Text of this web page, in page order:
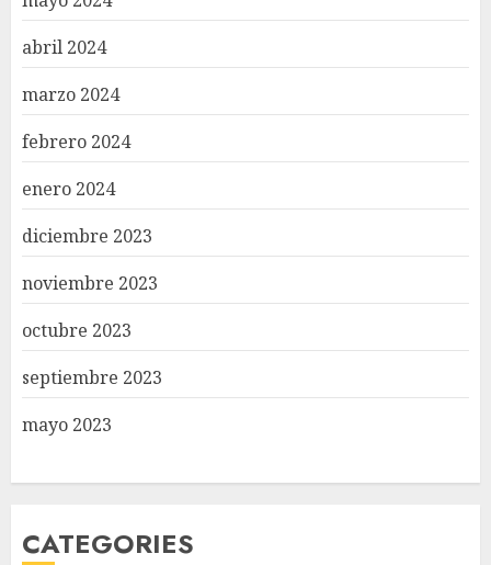
abril 2024
marzo 2024
febrero 2024
enero 2024
diciembre 2023
noviembre 2023
octubre 2023
septiembre 2023
mayo 2023
CATEGORIES